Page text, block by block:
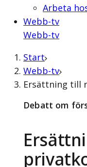
Arbeta
Webb-tv
Webb-tv
Start
Webb-tv
Ersättning till
Debatt om